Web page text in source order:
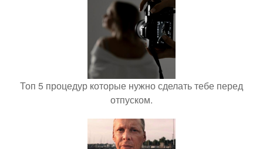
Топ 5 процедур которые нужно сделать тебе перед
отпуском.